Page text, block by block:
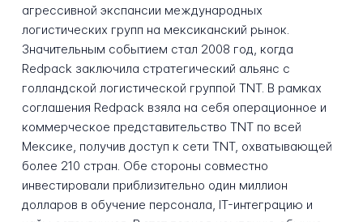
агрессивной экспансии международных
логистических групп на мексиканский рынок.
Значительным событием стал 2008 год, когда
Redpack заключила стратегический альянс с
голландской логистической группой TNT. В рамках
соглашения Redpack взяла на себя операционное и
коммерческое представительство TNT по всей
Мексике, получив доступ к сети TNT, охватывающей
более 210 стран. Обе стороны совместно
инвестировали приблизительно один миллион
долларов в обучение персонала, IT-интеграцию и